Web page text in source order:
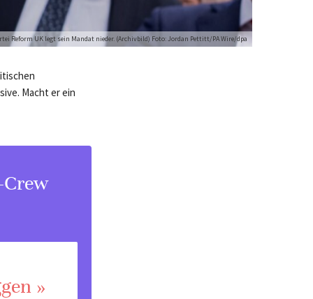
Reform UK legt sein Mandat nieder. (Archivbild) Foto: Jordan Pettitt/PA Wire/dpa
Macht er ein
»